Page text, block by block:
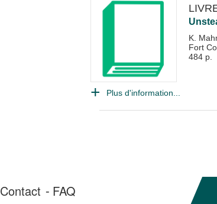
K.
Fort
484 p.
Plus d'information...
Contact FAQ